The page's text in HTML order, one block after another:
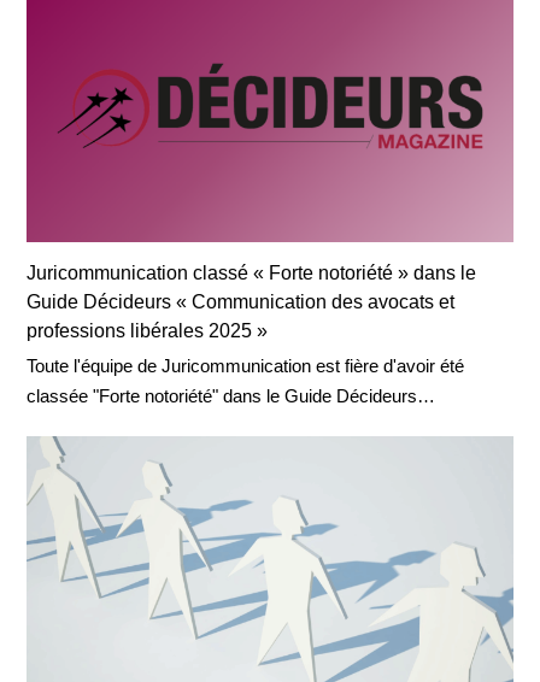
Juricommunication classé « Forte notoriété » dans le
Guide Décideurs « Communication des avocats et
professions libérales 2025 »
Toute l'équipe de Juricommunication est fière d'avoir été
classée "Forte notoriété" dans le Guide Décideurs…